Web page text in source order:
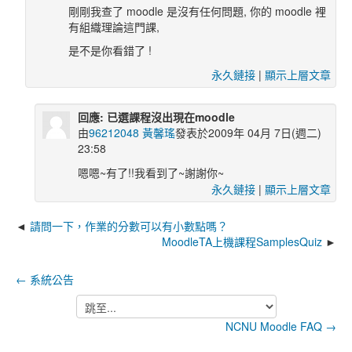
剛剛我查了 moodle 是沒有任何問題, 你的 moodle 裡
有組織理論這門課,
是不是你看錯了 !
永久鏈接 | 顯示上層文章
回應: 已選課程沒出現在moodle
由96212048 黃馨瑤發表於2009年 04月 7日(週二)
23:58
嗯嗯~有了!!我看到了~謝謝你~
永久鏈接 | 顯示上層文章
請問一下，作業的分數可以有小數點嗎？
MoodleTA上機課程SamplesQuiz
← 系統公告
跳
至...
NCNU Moodle FAQ →